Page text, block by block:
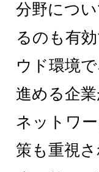
分野につ
るのも有
ウド環境
進める企
ネットワ
策も重視